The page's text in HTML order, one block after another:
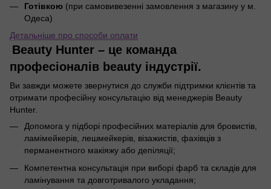
Готівкою (при самовивезенні замовлення з магазину у м.
Одеса)
Детальніше про способи оплати
Beauty Hunter – це команда
професіоналів beauty індустрії.
Ви завжди можете звернутися до служби підтримки клієнтів та
отримати професійну консультацію від менеджерів Beauty
Hunter.
Допомога у підборі професійних матеріалів для бровистів,
ламімейкерів, лешмейкерів, візажистів, фахівців з
перманентного макіяжу або депіляції;
Компетентна консультація при виборі фарб та складів для
ламінування та довготривалого укладання;